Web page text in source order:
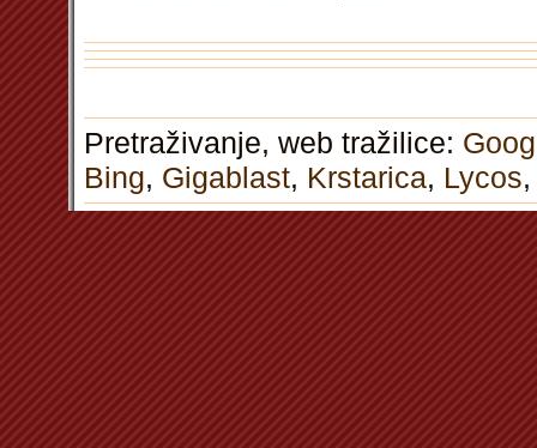
Pretraživanje, web tražilice:
Bing, Gigablast, Krstarica, Lycos